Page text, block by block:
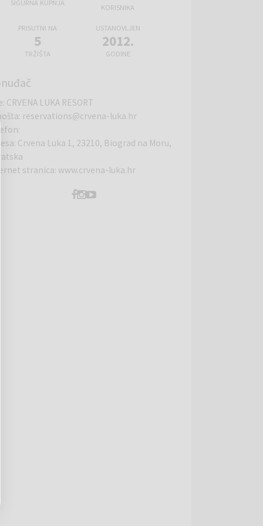
SIGURNA KUPNJA KORISNIKA
PRISUTNI NA
5
TRŽIŠTA
USTANOVLJEN
2012.
GODINE
: CRVENA LUKA RESORT
: reservations@crvena-luka.hr
:
: Crvena Luka 1, 23210, Biograd na Moru,
stranica: www.crvena-luka.hr